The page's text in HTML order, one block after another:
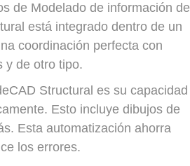
de Modelado de información de
está integrado dentro de un
coordinación perfecta con
y de otro tipo.
Structural es su capacidad
Esto incluye dibujos de
Esta automatización ahorra
los errores.